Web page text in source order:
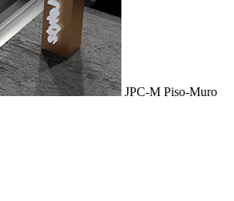
JPC-M Piso-Muro